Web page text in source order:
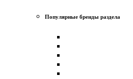
Популярные бренды раздела